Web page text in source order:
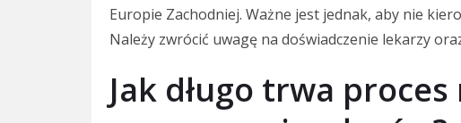
Europie Zachodniej. Ważne jest jednak, aby nie
Należy zwrócić uwagę na doświadczenie lekarzy
Jak długo trwa